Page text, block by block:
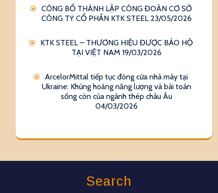
CÔNG BỐ THÀNH LẬP CÔNG ĐOÀN CƠ SỞ
CÔNG TY CỔ PHẦN KTK STEEL 23/05/2026
KTK STEEL – THƯƠNG HIỆU ĐƯỢC BẢO HỘ
TẠI VIỆT NAM 19/03/2026
ArcelorMittal tiếp tục đóng cửa nhà máy tại
Ukraine: Khủng hoảng năng lượng và bài toán
sống còn của ngành thép châu Âu
04/03/2026
Search